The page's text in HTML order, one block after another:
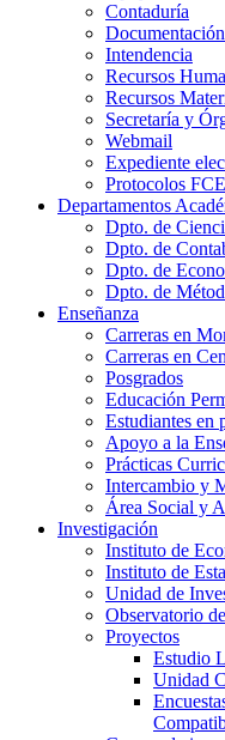
Contaduría
Intendencia
Recursos
Recursos
Secretaría y
Webmail
Expediente
Protocolos
Departamentos
Dpto. de
Dpto. de
Dpto. de
Dpto. de
Enseñanza
Carreras en
Carreras en
Posgrados
Educación
Estudiantes en
Apoyo a la
Prácticas
Intercambio y
Área Social y
Investigación
Instituto de
Instituto de
Unidad de
Observatorio
Proyectos
Estudio
Unidad